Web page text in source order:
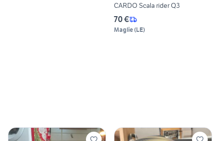
CARDO Scala rider Q3
70 €
Maglie(LE)